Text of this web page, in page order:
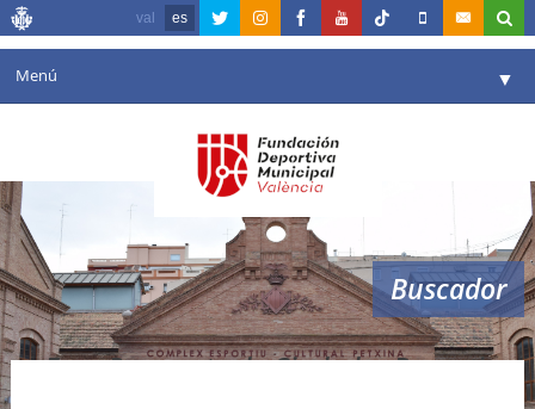
val es
Menú ▼
Agenda
Instalaciones ▼
Comunicación ▼
Valencia en deporte ▼
Buscador
Foro Permante de Ciudades Deportivas